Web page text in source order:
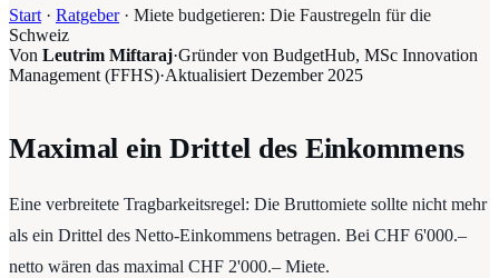
Start · Ratgeber· Miete budgetieren: Die Faustregeln für die
Schweiz
Von Leutrim Miftaraj·Gründer von BudgetHub, MSc Innovation
Management (FFHS)·Aktualisiert Dezember 2025
Maximal ein Drittel des Einkommens
Eine verbreitete Tragbarkeitsregel: Die Bruttomiete sollte nicht mehr
als ein Drittel des Netto-Einkommens betragen. Bei CHF 6'000.–
netto wären das maximal CHF 2'000.– Miete.